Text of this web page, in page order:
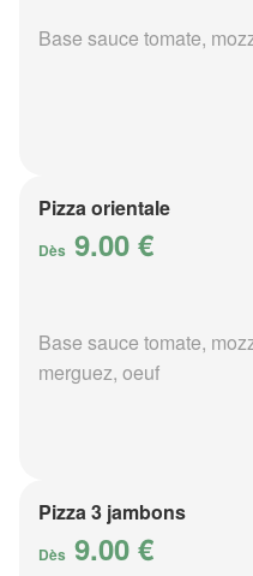
Base sauce tomate,
Pizza orientale
Dès 9.00 €
Base sauce tomate,
merguez, oeuf
Pizza 3 jambons
Dès 9.00 €